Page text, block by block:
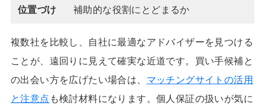
位置づけ
補助的な役割にとどまるか
複数社を比較し、自社に最適なアドバイザーを見つける
ことが、遠回りに見えて確実な近道です。買い手候補と
の出会い方を広げたい場合は、 マッチングサイトの活用
と注意点 も検討材料になります。個人保証の扱いが気に